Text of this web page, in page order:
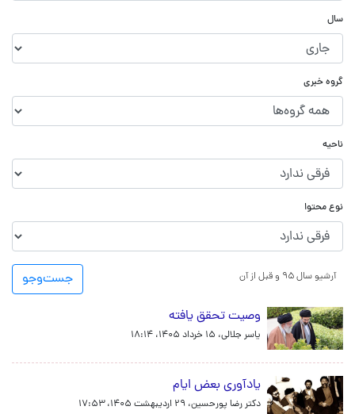
سال
گروه خبری
ناحیه
نوع محتوا
جست‌و‌جو آرشیو سال ۹۵ و قبل از آن
وصیت تحقق یافته
یاسر جلالی، ۱۵ خرداد ۱۴۰۵، ۱۸:۱۴
یادآوری بعض ایام
دکتر رضا پورحسین، ۲۹ اردیبهشت ۱۴۰۵، ۱۷:۵۳